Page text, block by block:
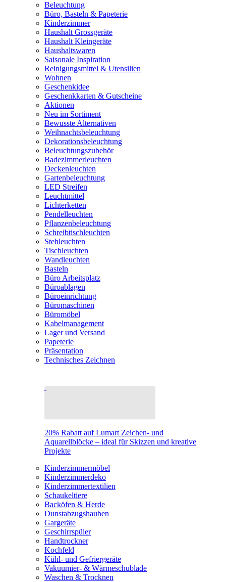
Beleuchtung
Büro, Basteln & Papeterie
Kinderzimmer
Haushalt Grossgeräte
Haushalt Kleingeräte
Haushaltswaren
Saisonale Inspiration
Reinigungsmittel & Utensilien
Wohnen
Geschenkidee
Geschenkkarten & Gutscheine
Aktionen
Neu im Sortiment
Bewusste Alternativen
Weihnachtsbeleuchtung
Dekorationsbeleuchtung
Beleuchtungszubehör
Badezimmerleuchten
Deckenleuchten
Gartenbeleuchtung
LED Streifen
Leuchtmittel
Lichterketten
Pendelleuchten
Pflanzenbeleuchtung
Schreibtischleuchten
Stehleuchten
Tischleuchten
Wandleuchten
Basteln
Büro Arbeitsplatz
Büroablagen
Büroeinrichtung
Büromaschinen
Büromöbel
Kabelmanagement
Lager und Versand
Papeterie
Präsentation
Technisches Zeichnen
20% Rabatt auf Lumart Zeichen- und
Aquarellblöcke – ideal für Skizzen und kreative
Projekte
Kinderzimmermöbel
Kinderzimmerdeko
Kinderzimmertextilien
Schaukeltiere
Backöfen & Herde
Dunstabzugshauben
Gargeräte
Geschirrspüler
Handtrockner
Kochfeld
Kühl- und Gefriergeräte
Vakuumier- & Wärmeschublade
Waschen & Trocknen